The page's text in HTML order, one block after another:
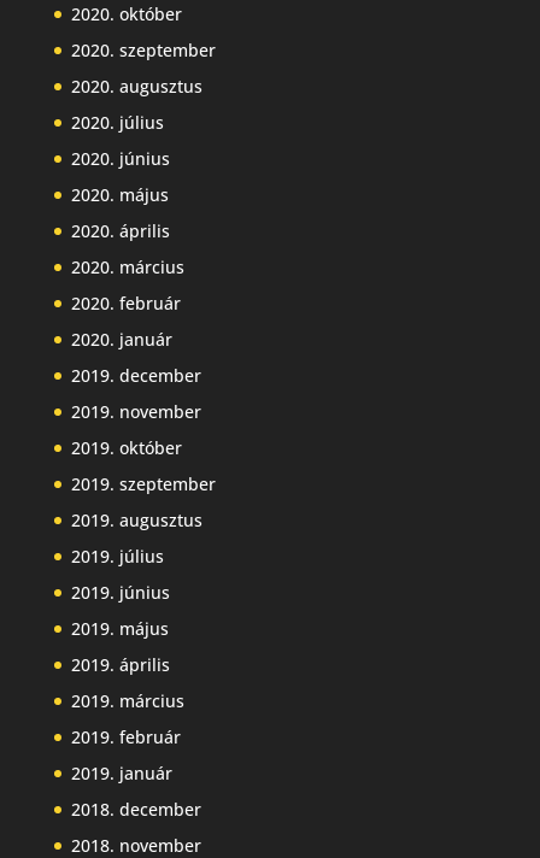
2020. október
2020. szeptember
2020. augusztus
2020. július
2020. június
2020. május
2020. április
2020. március
2020. február
2020. január
2019. december
2019. november
2019. október
2019. szeptember
2019. augusztus
2019. július
2019. június
2019. május
2019. április
2019. március
2019. február
2019. január
2018. december
2018. november